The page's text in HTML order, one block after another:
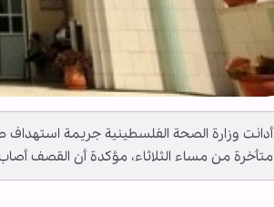
أدانت وزارة الصحة الفلسطينية جريمة
متأخرة من مساء الثلاثاء، مؤكدة أن القصف